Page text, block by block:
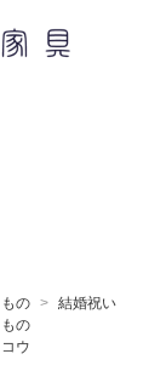
の > 結婚祝い
の
ウ